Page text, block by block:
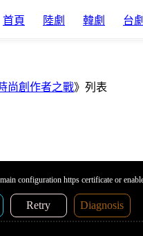
首頁 陸劇 韓劇 台劇
尚創作者之戰》列表